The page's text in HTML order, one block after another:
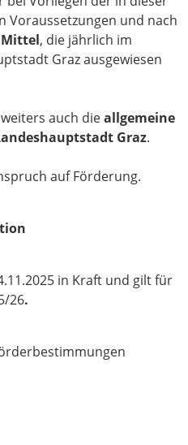
Voraussetzungen und nach
, die jährlich im
Graz ausgewiesen
auch dieallgemeine
Graz.
auf Förderung.
in Kraft und gilt für
26.